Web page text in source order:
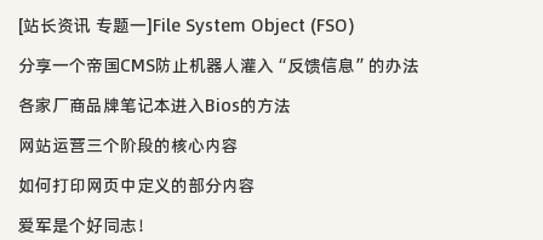
[站长资讯 专题一]File System Object (FSO)
分享一个帝国CMS防止机器人灌入“反馈信息”的办法
各家厂商品牌笔记本进入Bios的方法
网站运营三个阶段的核心内容
如何打印网页中定义的部分内容
爱军是个好同志！